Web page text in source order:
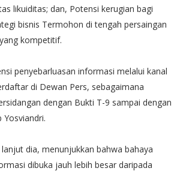
likuiditas; dan, Potensi kerugian bagi
bisnis Termohon di tengah persaingan
kompetitif.
penyebarluasan informasi melalui kanal
di Dewan Pers, sebagaimana
dengan Bukti T-9 sampai dengan
Yosviandri.
dia, menunjukkan bahwa bahaya
dibuka jauh lebih besar daripada